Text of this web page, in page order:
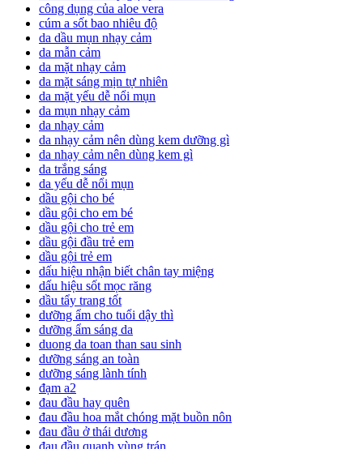
công dụng của aloe vera
cúm a sốt bao nhiêu độ
da dầu mụn nhạy cảm
da mẫn cảm
da mặt nhạy cảm
da mặt sáng mịn tự nhiên
da mặt yếu dễ nổi mụn
da mụn nhạy cảm
da nhạy cảm
da nhạy cảm nên dùng kem dưỡng gì
da nhạy cảm nên dùng kem gì
da trắng sáng
da yếu dễ nổi mụn
dầu gội cho bé
dầu gội cho em bé
dầu gội cho trẻ em
dầu gội đầu trẻ em
dầu gội trẻ em
dấu hiệu nhận biết chân tay miệng
dấu hiệu sốt mọc răng
dầu tẩy trang tốt
dưỡng ẩm cho tuổi dậy thì
dưỡng ẩm sáng da
duong da toan than sau sinh
dưỡng sáng an toàn
dưỡng sáng lành tính
đạm a2
đau đầu hay quên
đau đầu hoa mắt chóng mặt buồn nôn
đau đầu ở thái dương
đau đầu quanh vùng trán